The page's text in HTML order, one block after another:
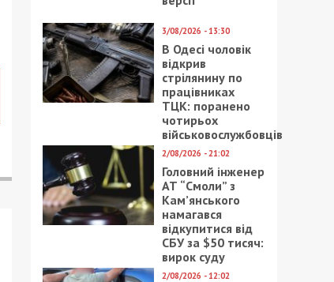
3/08/2026 - 13:30
В Одесі чоловік
відкрив
стрілянину по
працівниках
ТЦК: поранено
чотирьох
військовослужбовців
2/08/2026 - 21:02
Головний інженер
АТ “Смоли” з
Кам’янського
намагався
відкупитися від
СБУ за $50 тисяч:
вирок суду
2/08/2026 - 12:02